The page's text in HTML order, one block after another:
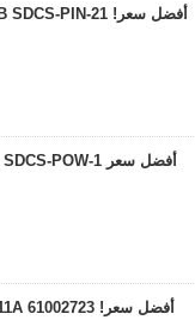
أفضل سعر! ABB YPC111A 61002723-شراء في غراندلي الأتمتة المحدودة